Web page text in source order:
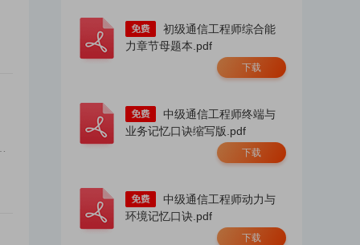
力章节母题本.pdf
下载
业务记忆口诀缩写版.pdf
下载
环境记忆口诀.pdf
下载